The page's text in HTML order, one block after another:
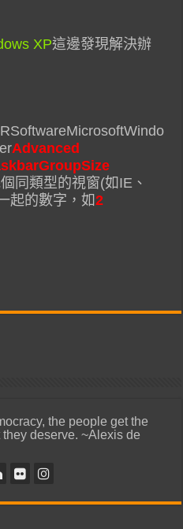
XP這邊發現解決辦
Advanced
同類型的視窗(如IE、
起的數字，如2
the people get the
deserve. ~Alexis de